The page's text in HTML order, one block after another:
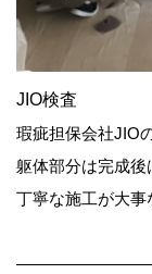
JIO検査
瑕疵担保会社JIO
躯体部分は完成後
丁寧な施工が大事